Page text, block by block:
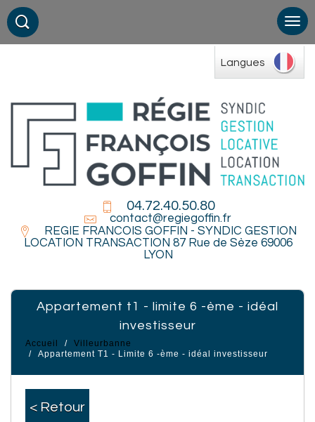
Langues
04.72.40.50.80
contact@regiegoffin.fr
REGIE FRANCOIS GOFFIN - SYNDIC GESTION
LOCATION TRANSACTION 87 Rue de Sèze 69006
LYON
appartement t1 - limite 6 -ème - idéal
investisseur
Accueil
Villeurbanne
Appartement T1 - Limite 6 -ème - idéal investisseur
< Retour